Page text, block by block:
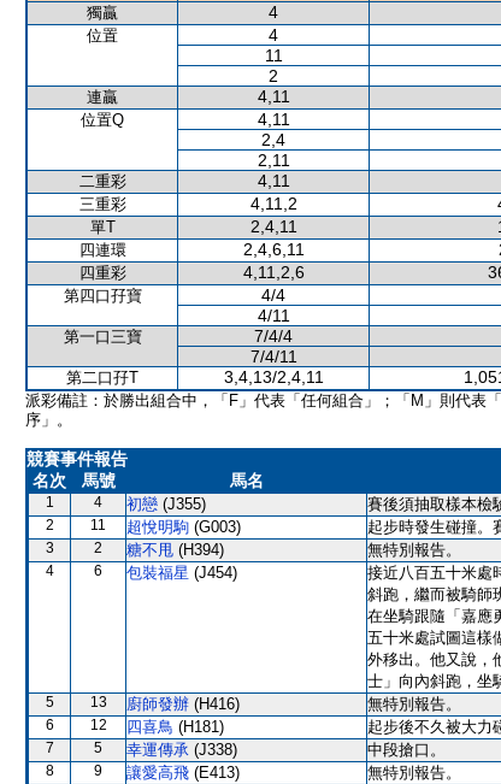
獨贏
4
位置 4
11
2
連贏 4,11
位置Q 4,11
2,4
2,11
二重彩 4,11
三重彩 4,11,2
單T 2,4,11
四連環 2,4,6,11
四重彩 4,11,2,6
第四口孖寶 4/4
4/11
第一口三寶 7/4/4
7/4/11
第二口孖T 3,4,13/2,4,11
派彩備註：於勝出組合中，「F」代表「任何組合」；「M」則代表
序」。
競賽事件報告
名次
馬號 馬名
1 4 初戀 (J355) 賽後須抽取樣本檢
2 11 超悅明駒 (G003) 起步時發生碰撞。
3 2 糖不甩 (H394) 無特別報告。
4 6 包裝福星 (J454)
接近八百五十米處
斜跑，繼而被騎師
在坐騎跟隨「嘉應
五十米處試圖這樣
外移出。他又說，
士」向內斜跑，坐
5 13 廚師發辦 (H416) 無特別報告。
6 12 四喜鳥 (H181) 起步後不久被大力
7 5 幸運傳承 (J338) 中段搶口。
8 9 讓愛高飛 (E413) 無特別報告。